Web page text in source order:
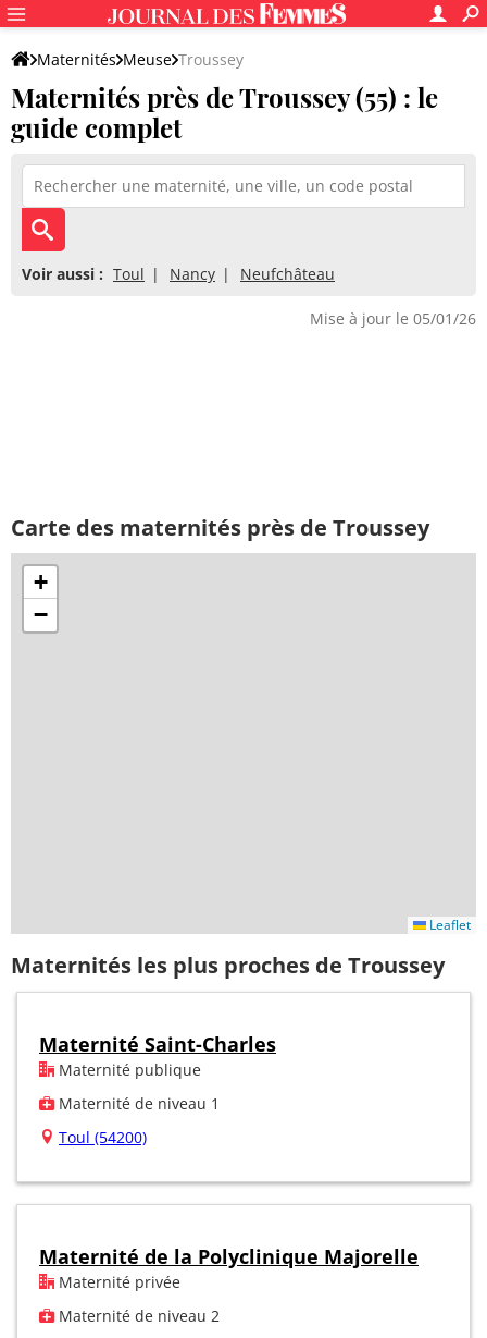
Maternités Meuse Troussey
Maternités près de Troussey (55) : le
guide complet
Voir aussi : Toul Nancy Neufchâteau
Mise à jour le 05/01/26
Carte des maternités près de Troussey
+
−
Leaflet
Maternités les plus proches de Troussey
Maternité Saint-Charles
Maternité publique
Maternité de niveau 1
Toul (54200)
Maternité de la Polyclinique Majorelle
Maternité privée
Maternité de niveau 2